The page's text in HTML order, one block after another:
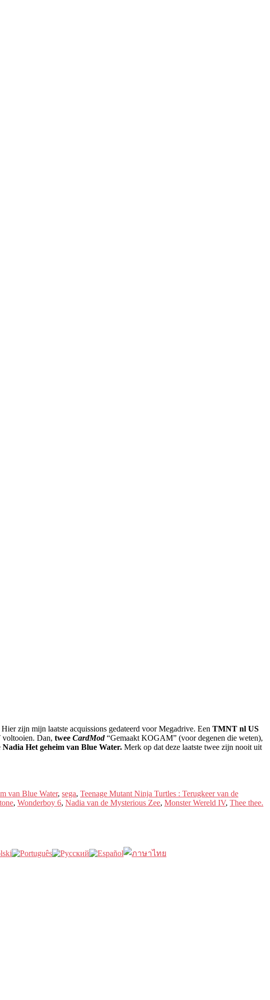
Hier zijn mijn laatste acquissions gedateerd voor Megadrive. Een TMNT nl US
voltooien. Dan, twee CardMod“Gemaakt KOGAM” (voor degenen die weten),
Nadia Het geheim van Blue Water. Merk op dat deze laatste twee zijn nooit uit
van Blue Water, sega, Teenage Mutant Ninja Turtles : Terugkeer van de
, Wonderboy 6, Nadia van de Mysterious Zee, Monster Wereld IV, Thee thee.